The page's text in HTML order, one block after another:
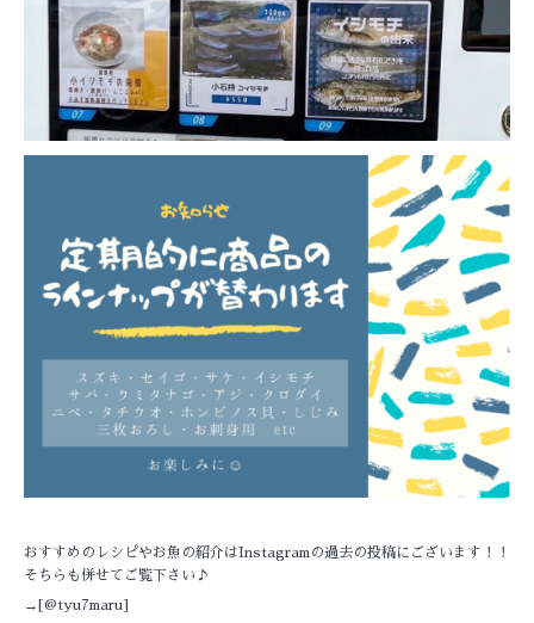
おすすめのレシピやお魚の紹介はInstagramの過去の投稿にございます！！
そちらも併せてご覧下さい♪
→[@tyu7maru]